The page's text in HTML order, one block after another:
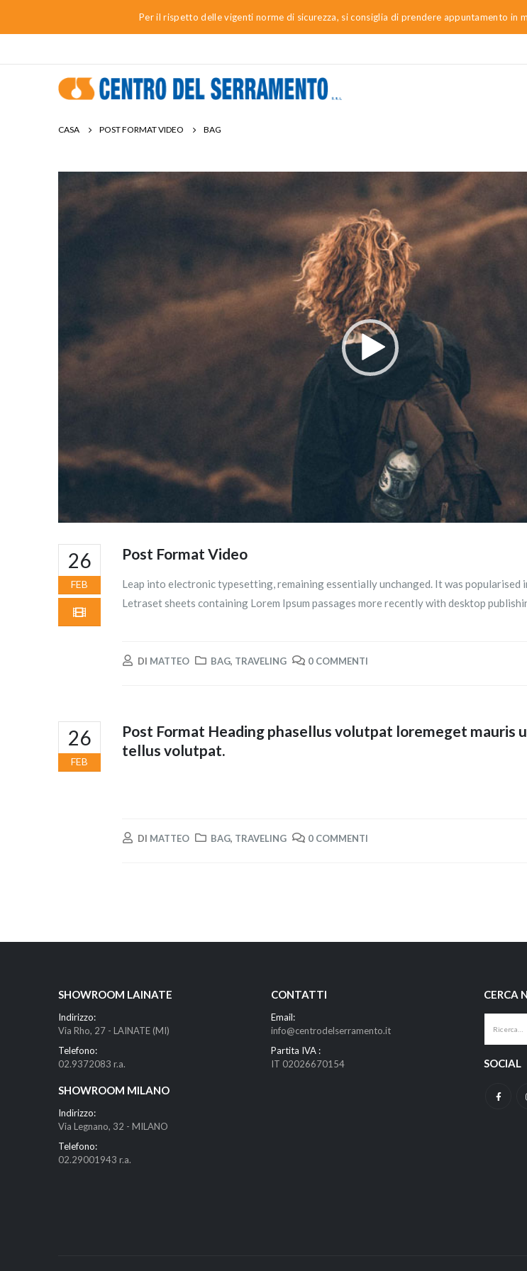
Per il rispetto delle vigenti norme di sicurezza, si consiglia di prendere appuntamento in
CASA POST FORMAT VIDEO BAG
Video
26
FEB
Post Format Video
Leap into electronic typesetting, remaining essentially unchanged. It was
Letraset sheets containing Lorem Ipsum passages more recently with desktop
DI MATTEO BAG, TRAVELING 0 COMMENTI
26
FEB
Post Format Heading phasellus volutpat loremeget mauris
tellus volutpat.
DI MATTEO BAG, TRAVELING 0 COMMENTI
SHOWROOM LAINATE
Indirizzo:
Via Rho, 27 - LAINATE (MI)
Telefono:
02.9372083 r.a.
SHOWROOM MILANO
Indirizzo:
Via Legnano, 32 - MILANO
Telefono:
02.29001943 r.a.
CONTATTI
Email:
info@centrodelserramento.it
Partita IVA :
IT 02026670154
CERCA
SOCIAL